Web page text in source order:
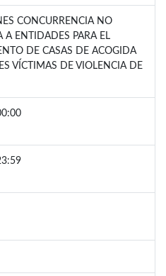
CONCURRENCIA NO
A ENTIDADES PARA EL
DE CASAS DE ACOGIDA
VÍCTIMAS DE VIOLENCIA DE